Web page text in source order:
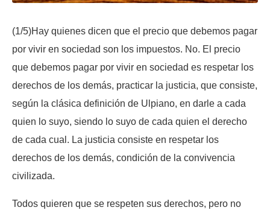
(1/5)Hay quienes dicen que el precio que debemos pagar
por vivir en sociedad son los impuestos. No. El precio
que debemos pagar por vivir en sociedad es respetar los
derechos de los demás, practicar la justicia, que consiste,
según la clásica definición de Ulpiano, en darle a cada
quien lo suyo, siendo lo suyo de cada quien el derecho
de cada cual. La justicia consiste en respetar los
derechos de los demás, condición de la convivencia
civilizada.
Todos quieren que se respeten sus derechos, pero no